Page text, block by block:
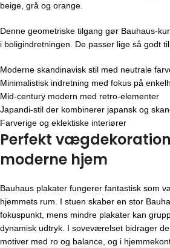
beige, grå og orange.
Denne geometriske tilgang gør Bauhaus-
i boligindretningen. De passer lige så godt
Moderne skandinavisk stil med neutrale
Minimalistisk indretning med fokus på
Mid-century modern med retro-elementer
Japandi-stil der kombinerer japansk og
Farverige og eklektiske interiører
Perfekt
moderne hjem
Bauhaus plakater fungerer fantastisk som
hjemmets rum. I stuen skaber en stor
fokuspunkt, mens mindre plakater kan
dynamisk udtryk. I soveværelset bidrager
motiver med ro og balance, og i